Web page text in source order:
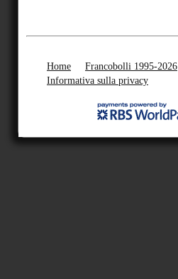
Home Francobolli 1995-2026
Informativa sulla privacy